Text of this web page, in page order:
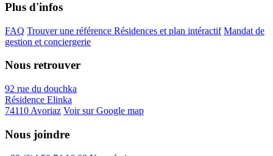
Plus d'infos
FAQ Trouver une référence Résidences et plan intéractif Mandat de
gestion et conciergerie
Nous retrouver
92 rue du douchka
Résidence Elinka
74110 Avoriaz Voir sur Google map
Nous joindre